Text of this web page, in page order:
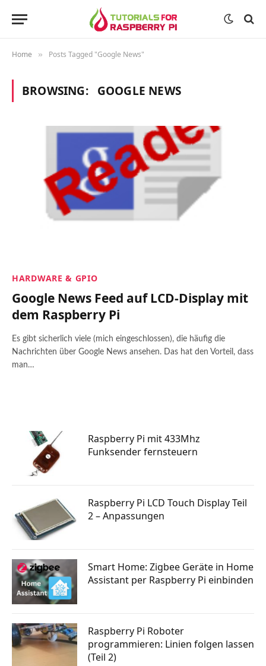
Home » Posts Tagged "Google News"
BROWSING: GOOGLE NEWS
HARDWARE & GPIO
Google News Feed auf LCD-Display mit
dem Raspberry Pi
Es gibt sicherlich viele (mich eingeschlossen), die häufig die
Nachrichten über Google News ansehen. Das hat den Vorteil, dass
man…
Raspberry Pi mit 433Mhz
Funksender fernsteuern
Raspberry Pi LCD Touch Display Teil
2 – Anpassungen
Smart Home: Zigbee Geräte in Home
Assistant per Raspberry Pi einbinden
Raspberry Pi Roboter
programmieren: Linien folgen lassen
(Teil 2)